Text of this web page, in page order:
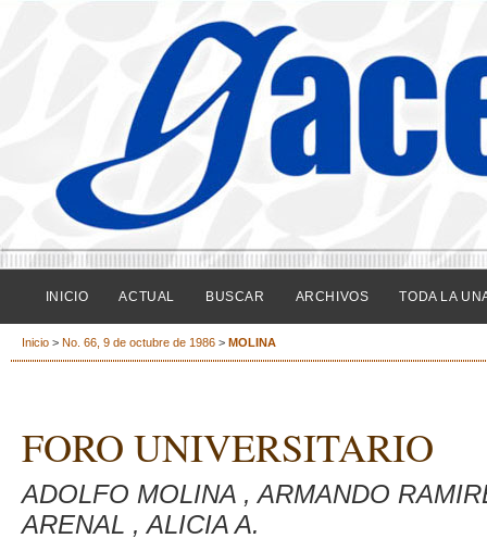
INICIO ACTUAL BUSCAR ARCHIVOS TODA LA
Inicio > No. 66, 9 de octubre de 1986 > MOLINA
FORO UNIVERSITARIO
ADOLFO MOLINA , ARMANDO
ARENAL , ALICIA A.